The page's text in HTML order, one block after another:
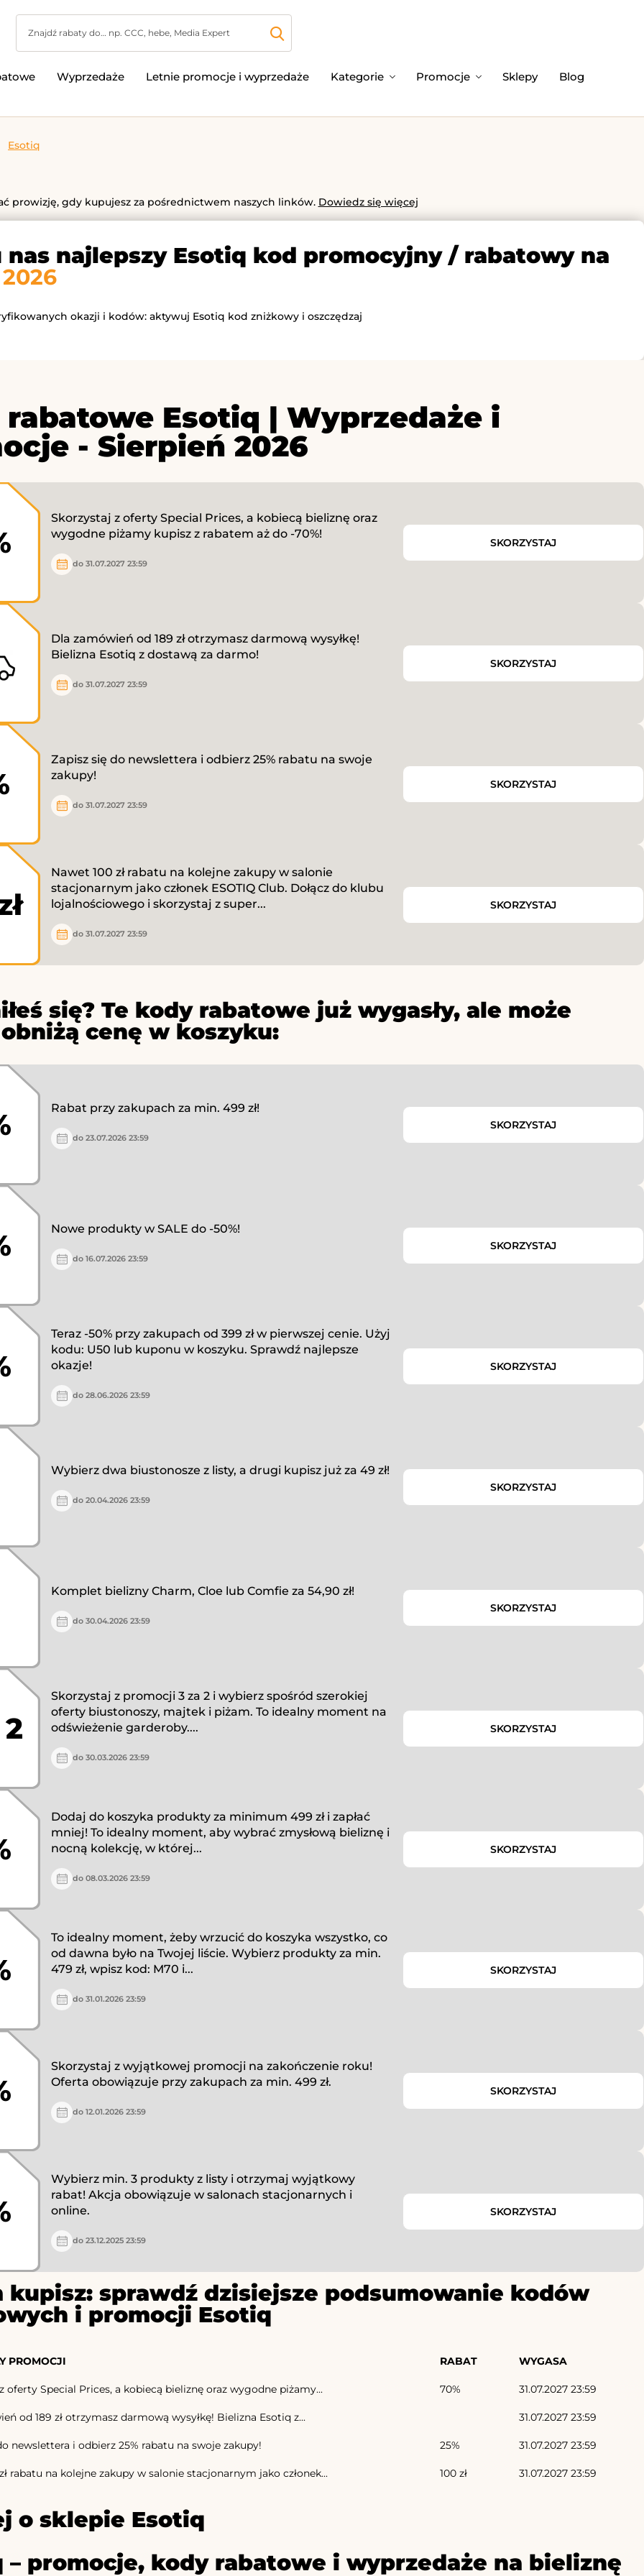
Wyprzedaże Letnie promocje i wyprzedaże Kategorie Promocje Sklepy Blog
Esotiq
prowizję, gdy kupujesz za pośrednictwem naszych linków. Dowiedz się więcej
nas najlepszy Esotiq kod promocyjny / rabatowy na
okazji i kodów: aktywuj Esotiq kod zniżkowy i oszczędzaj
rabatowe Esotiq | Wyprzedaże i
- Sierpień 2026
Skorzystaj z oferty Special Prices, a kobiecą bieliznę oraz
wygodne piżamy kupisz z rabatem aż do -70%!
do 31.07.2027 23:59
SKORZYSTAJ
Dla zamówień od 189 zł otrzymasz darmową wysyłkę!
Bielizna Esotiq z dostawą za darmo!
do 31.07.2027 23:59
SKORZYSTAJ
Zapisz się do newslettera i odbierz 25% rabatu na swoje
zakupy!
do 31.07.2027 23:59
SKORZYSTAJ
Nawet 100 zł rabatu na kolejne zakupy w salonie
stacjonarnym jako członek ESOTIQ Club. Dołącz do klubu
lojalnościowego i skorzystaj z super...
do 31.07.2027 23:59
SKORZYSTAJ
się? Te kody rabatowe już wygasły, ale może
cenę w koszyku:
Rabat przy zakupach za min. 499 zł!
do 23.07.2026 23:59
SKORZYSTAJ
Nowe produkty w SALE do -50%!
do 16.07.2026 23:59
SKORZYSTAJ
Teraz -50% przy zakupach od 399 zł w pierwszej cenie. Użyj
kodu: U50 lub kuponu w koszyku. Sprawdź najlepsze
okazje!
do 28.06.2026 23:59
SKORZYSTAJ
Wybierz dwa biustonosze z listy, a drugi kupisz już za 49 zł!
do 20.04.2026 23:59
SKORZYSTAJ
Komplet bielizny Charm, Cloe lub Comfie za 54,90 zł!
do 30.04.2026 23:59
SKORZYSTAJ
Skorzystaj z promocji 3 za 2 i wybierz spośród szerokiej
oferty biustonoszy, majtek i piżam. To idealny moment na
odświeżenie garderoby....
do 30.03.2026 23:59
SKORZYSTAJ
Dodaj do koszyka produkty za minimum 499 zł i zapłać
mniej! To idealny moment, aby wybrać zmysłową bieliznę i
nocną kolekcję, w której...
do 08.03.2026 23:59
SKORZYSTAJ
To idealny moment, żeby wrzucić do koszyka wszystko, co
od dawna było na Twojej liście. Wybierz produkty za min.
479 zł, wpisz kod: M70 i...
do 31.01.2026 23:59
SKORZYSTAJ
Skorzystaj z wyjątkowej promocji na zakończenie roku!
Oferta obowiązuje przy zakupach za min. 499 zł.
do 12.01.2026 23:59
SKORZYSTAJ
Wybierz min. 3 produkty z listy i otrzymaj wyjątkowy
rabat! Akcja obowiązuje w salonach stacjonarnych i
online.
do 23.12.2025 23:59
SKORZYSTAJ
kupisz: sprawdź dzisiejsze podsumowanie kodów
i promocji Esotiq
PROMOCJI RABAT WYGASA
oferty Special Prices, a kobiecą bieliznę oraz wygodne piżamy... 70% 31.07.2027 23:59
od 189 zł otrzymasz darmową wysyłkę! Bielizna Esotiq z... 31.07.2027 23:59
newslettera i odbierz 25% rabatu na swoje zakupy! 25% 31.07.2027 23:59
rabatu na kolejne zakupy w salonie stacjonarnym jako członek... 100 zł 31.07.2027 23:59
o sklepie Esotiq
– promocje, kody rabatowe i wyprzedaże na bieliznę